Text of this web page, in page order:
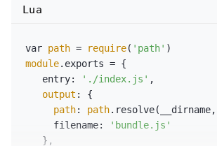
var path = require( 'path'
module.exports = {
   entry:
'./index.js' ,
output : {
path: path.resolve(__dirname,
     filename:
'bundle.js'
Lua